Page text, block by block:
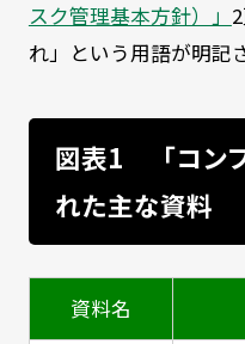
スク管理基本方針）」
れ」という用語が明記
図表1 「コン
れた主な資料
資料名